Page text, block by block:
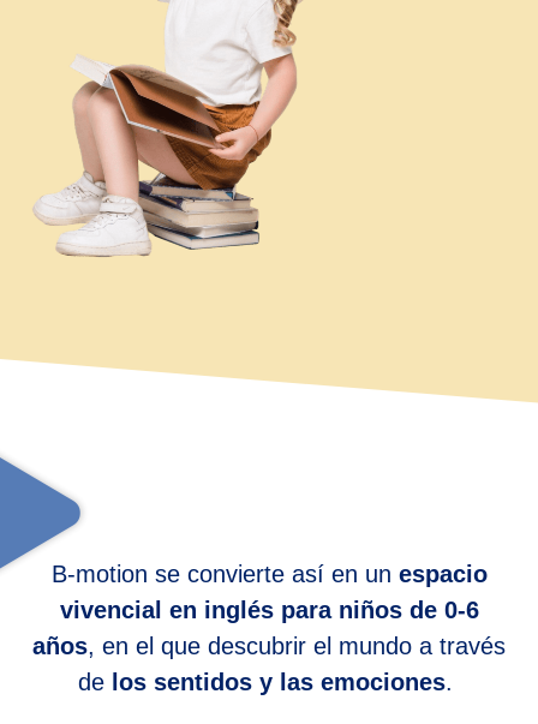
B-motion se convierte así en un espacio
vivencial en inglés para niños de 0-6
años, en el que descubrir el mundo a través
de los sentidos y las emociones.